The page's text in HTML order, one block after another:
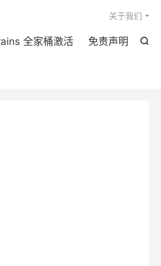

全家桶激活 免责声明
关于我们